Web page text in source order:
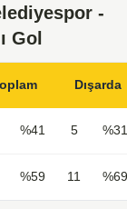
-
Gol
Dışarda
%41 5 %31
%59 11 %69